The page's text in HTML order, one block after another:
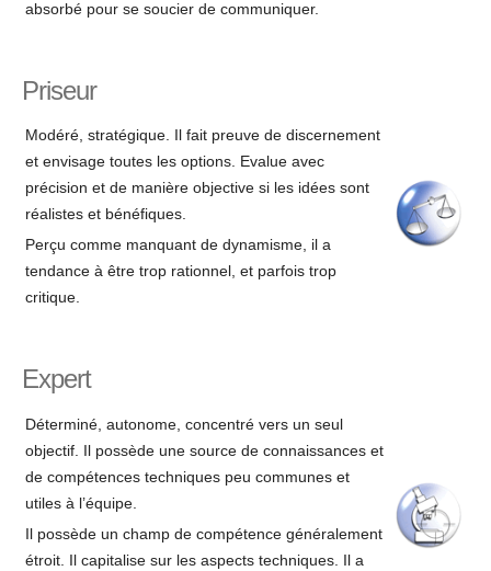
absorbé pour se soucier de communiquer.
Priseur
Modéré, stratégique. Il fait preuve de discernement
et envisage toutes les options. Evalue avec
précision et de manière objective si les idées sont
réalistes et bénéfiques.
Perçu comme manquant de dynamisme, il a
tendance à être trop rationnel, et parfois trop
critique.
Expert
Déterminé, autonome, concentré vers un seul
objectif. Il possède une source de connaissances et
de compétences techniques peu communes et
utiles à l’équipe.
Il possède un champ de compétence généralement
étroit. Il capitalise sur les aspects techniques. Il a